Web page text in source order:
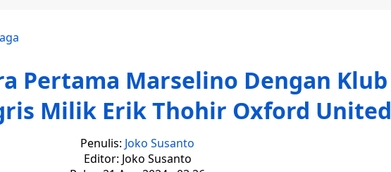
Pertama Marselino Dengan Klub
Milik Erik Thohir Oxford United
Penulis: Joko Susanto
Editor: Joko Susanto